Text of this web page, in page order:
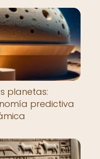
planetas:
predictiva